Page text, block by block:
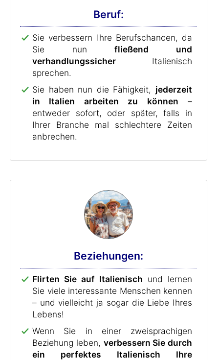
Beruf:
Sie verbessern Ihre Berufschancen, da
Sie nunfließend und
verhandlungssicher Italienisch
sprechen.
Sie haben nun die Fähigkeit, jederzeit
in Italien arbeiten zu können –
entweder sofort, oder später, falls in
Ihrer Branche mal schlechtere Zeiten
anbrechen.
Beziehungen:
Flirten Sie auf Italienisch und lernen
Sie viele interessante Menschen kennen
– und vielleicht ja sogar die Liebe Ihres
Lebens!
Wenn Sie in einer zweisprachigen
Beziehung leben, verbessern Sie durch
ein perfektes Italienisch Ihre